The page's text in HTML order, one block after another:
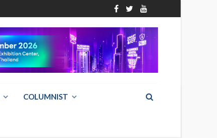
COLUMNIST